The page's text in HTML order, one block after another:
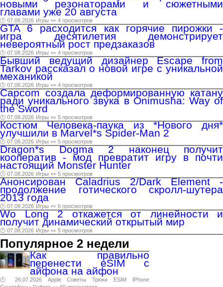
новыми резонаторами и сюжетными
главами уже 20 августа
🕑 07.08.2026 Игры 👀 4 просмотров
GTA 6 расходится как горячие пирожки -
игра десятилетия демонстрирует
невероятный рост предзаказов
🕑 07.08.2026 Игры 👀 4 просмотров
Бывший ведущий дизайнер Escape from
Tarkov рассказал о новой игре с уникальной
механикой
🕑 07.08.2026 Игры 👀 4 просмотров
Capcom создала деформированную катану
ради уникального звука в Onimusha: Way of
the Sword
🕑 07.08.2026 Игры 👀 5 просмотров
Костюм Человека-паука из *Нового дня*
улучшили в Marvel*s Spider-Man 2
🕑 07.08.2026 Игры 👀 5 просмотров
Dragon*s Dogma 2 наконец получит
кооператив - мод превратит игру в почти
настоящий Monster Hunter
🕑 07.08.2026 Игры 👀 5 просмотров
Анонсирован Caladrius 2/Dark Element -
продолжение готического скролл-шутера
2013 года
🕑 07.08.2026 Игры 👀 6 просмотров
Wo Long 2 откажется от линейности и
получит динамический открытый мир
🕑 07.08.2026 Игры 👀 5 просмотров
Популярное 2 недели
Как правильно
перенести eSIM с
айфона на айфон
🕑 26.07.2026 Apple Советы Трюки ESIM
IPhone